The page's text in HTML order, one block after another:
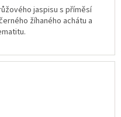
jaspisu s příměsí
žíhaného achátu a